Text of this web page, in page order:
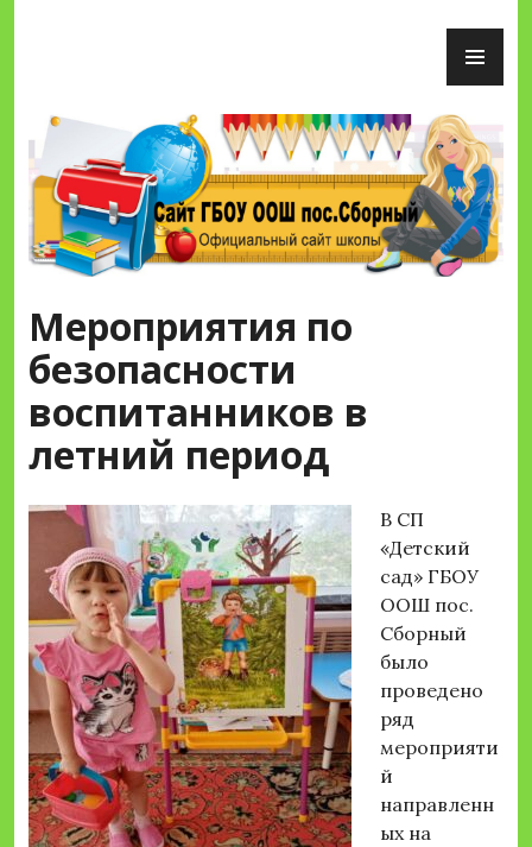
Сайт ГБОУ ООШ пос.Сборный
Мероприятия по
безопасности
воспитанников в
летний период
В СП
«Детский
сад» ГБОУ
ООШ пос.
Сборный
было
проведено
ряд
мероприяти
й
направленн
ых на